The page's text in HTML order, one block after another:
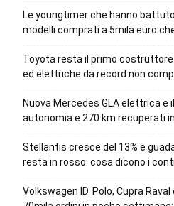
Le youngtimer che hanno
modelli comprati a 5mila euro
Toyota resta il primo costruttore
ed elettriche da record non
Nuova Mercedes GLA elettrica e
autonomia e 270 km recuperati
Stellantis cresce del 13% e
resta in rosso: cosa dicono i
Volkswagen ID. Polo, Cupra